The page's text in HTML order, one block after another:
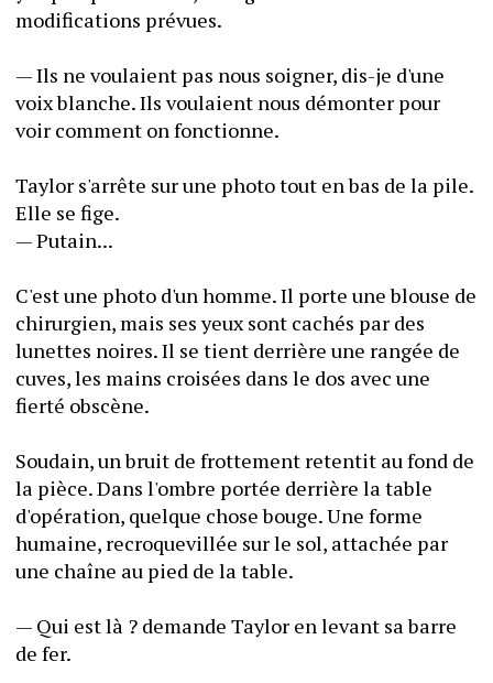
— Ils ne voulaient pas nous soigner, dis-je d'une
voix blanche. Ils voulaient nous démonter pour
voir comment on fonctionne.
Taylor s'arrête sur une photo tout en bas de la pile.
Elle se fige.
— Putain...
C'est une photo d'un homme. Il porte une blouse de
chirurgien, mais ses yeux sont cachés par des
lunettes noires. Il se tient derrière une rangée de
cuves, les mains croisées dans le dos avec une
Soudain, un bruit de frottement retentit au fond de
la pièce. Dans l'ombre portée derrière la table
d'opération, quelque chose bouge. Une forme
humaine, recroquevillée sur le sol, attachée par
une chaîne au pied de la table.
— Qui est là ? demande Taylor en levant sa barre
de fer.